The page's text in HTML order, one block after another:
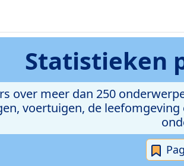
Statistieken
over meer dan 250
voertuigen, de